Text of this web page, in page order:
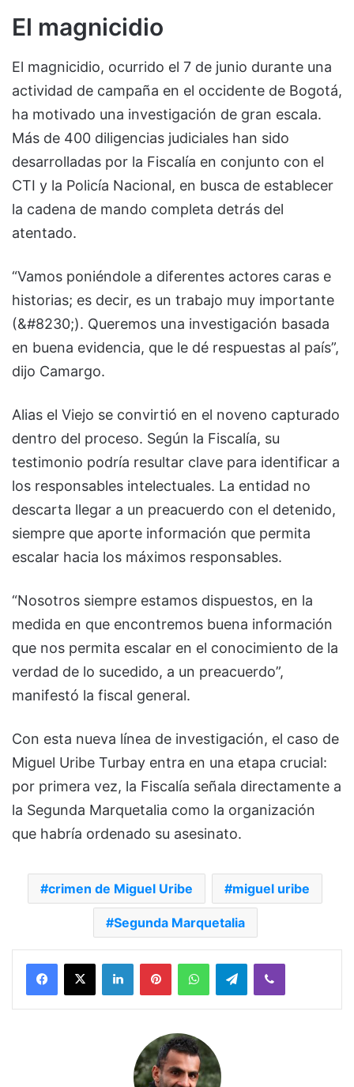
El magnicidio
El magnicidio, ocurrido el 7 de junio durante una
actividad de campaña en el occidente de Bogotá,
ha motivado una investigación de gran escala.
Más de 400 diligencias judiciales han sido
desarrolladas por la Fiscalía en conjunto con el
CTI y la Policía Nacional, en busca de establecer
la cadena de mando completa detrás del
atentado.
“Vamos poniéndole a diferentes actores caras e
historias; es decir, es un trabajo muy importante
(&#8230;). Queremos una investigación basada
en buena evidencia, que le dé respuestas al país”,
dijo Camargo.
Alias el Viejo se convirtió en el noveno capturado
dentro del proceso. Según la Fiscalía, su
testimonio podría resultar clave para identificar a
los responsables intelectuales. La entidad no
descarta llegar a un preacuerdo con el detenido,
siempre que aporte información que permita
escalar hacia los máximos responsables.
“Nosotros siempre estamos dispuestos, en la
medida en que encontremos buena información
que nos permita escalar en el conocimiento de la
verdad de lo sucedido, a un preacuerdo”,
manifestó la fiscal general.
Con esta nueva línea de investigación, el caso de
Miguel Uribe Turbay entra en una etapa crucial:
por primera vez, la Fiscalía señala directamente a
la Segunda Marquetalia como la organización
que habría ordenado su asesinato.
crimen de Miguel Uribe miguel uribe
Segunda Marquetalia
Facebook
X LinkedInPinterestWhatsAppTelegramViber